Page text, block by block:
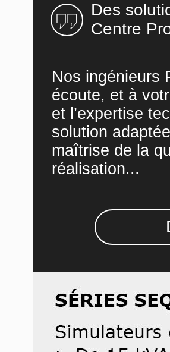
Des
Centre
Nos ingénieurs
écoute, et à
et l’expertise
solution
maîtrise de la
réalisation...